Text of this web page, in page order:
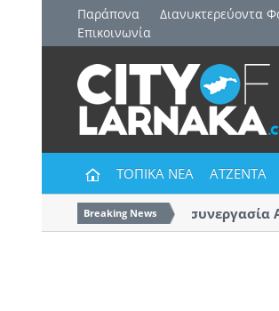
Παράπονα Διανυκτερεύοντα
Επικοινωνία
ΤΟΠΙΚΑ ΝΕΑ ΑΤΖΕΝΤΑ
Breaking News
Και επίσημα η συνεργασία